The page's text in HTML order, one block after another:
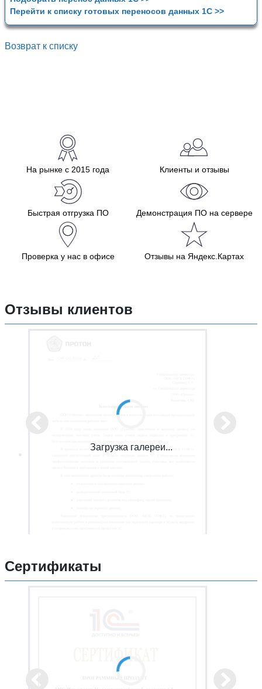
Перейти к списку готовых переносов данных 1С >>
Возврат к списку
На рынке с 2015 года Клиенты и отзывы
Быстрая отгрузка ПО Демонстрация ПО на сервере
Проверка у нас в офисе Отзывы на Яндекс.Картах
Отзывы клиентов
Загрузка галереи...
Сертификаты